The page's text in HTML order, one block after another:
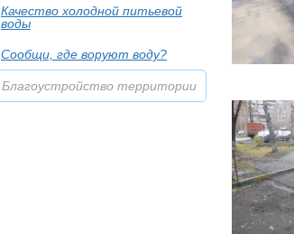
Качество холодной питьевой
воды
Сообщи, где воруют воду?
Благоустройство территории